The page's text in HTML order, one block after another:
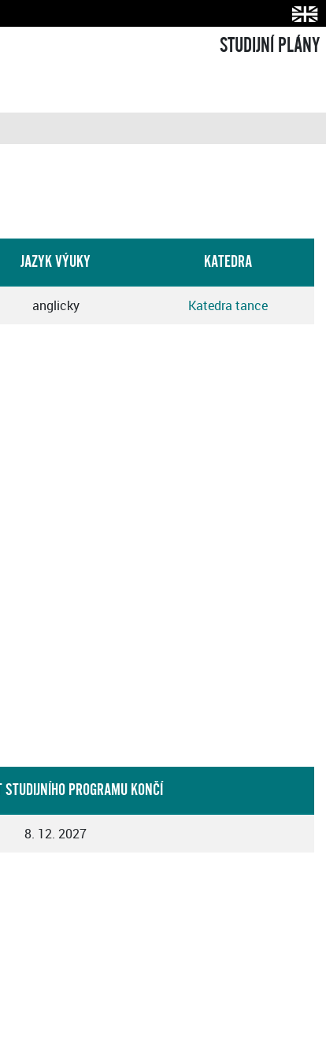
STUDIJNÍ PLÁNY
JAZYK VÝUKY KATEDRA
anglicky Katedra tance
STUDIJNÍHO PROGRAMU KONČÍ
8. 12. 2027